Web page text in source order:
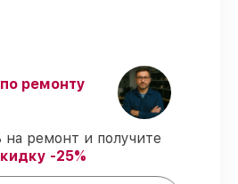
гарантия
– на все виды
для стиральных
длительная
ремонту
ремонт и получите
-25%